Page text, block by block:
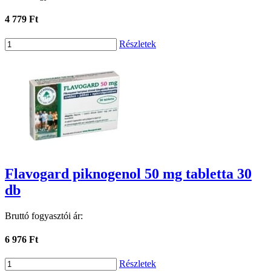
4 779 Ft
Részletek
Flavogard piknogenol 50 mg tabletta 30
db
Bruttó fogyasztói ár:
6 976 Ft
Részletek